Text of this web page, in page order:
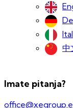
中
Imate pitanja?